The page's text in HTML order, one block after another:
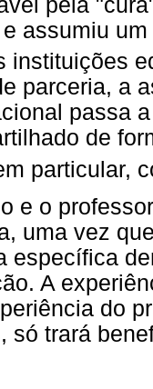
pela
assumiu
instituições
parceria, a
passa
de
particular,
e o
uma vez
específica
A
do
só trará